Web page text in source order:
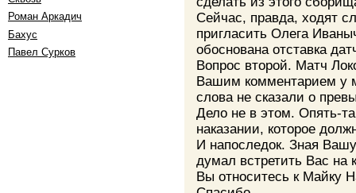
Роман Аркадич
Бахус
Павел Сурков
Сейчас, правда, ходят
пригласить Олега
обоснована отставка
Вопрос второй. Матч
Вашим комментарием у
слова не сказали о
Дело не в этом. Опять-
наказании, которое
И напоследок. Зная
думал встретить Вас на
Вы относитесь к Майку